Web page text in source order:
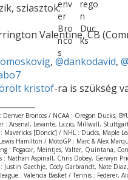
sziasztok.
Valentine, CB
, @dankodavid,
kristof-ra is szükség
Denver Broncos / NCAA : Oregon Ducks,
: Arsenal, Levante, Lazio, Millwall,
: Mavericks [Doncic] / NHL : Ducks, Maple
Hamilton / MotoGP : Marc & Alex
: Pogacar, Meintjes, Valter, Quintana,
: Nathan Aspinall, Chris Dobey, Gerwyn
: Justin Gaethje, Cody Garbrandt, Nate
: Valencia Basket / Tennis : Federer,